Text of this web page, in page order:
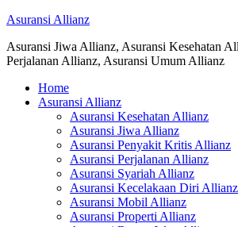
Asuransi Allianz
Asuransi Jiwa Allianz, Asuransi Kesehatan
Perjalanan Allianz, Asuransi Umum Allianz
Home
Asuransi Allianz
Asuransi Kesehatan Allianz
Asuransi Jiwa Allianz
Asuransi Penyakit Kritis Allianz
Asuransi Perjalanan Allianz
Asuransi Syariah Allianz
Asuransi Kecelakaan Diri Allianz
Asuransi Mobil Allianz
Asuransi Properti Allianz